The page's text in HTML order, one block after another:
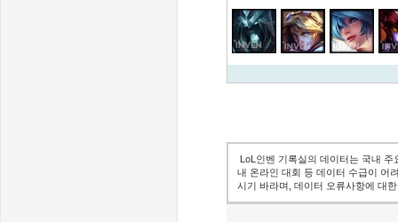
LoL인벤 기록실의 데이터는 국내
내 온라인 대회 등 데이터 수급이 어
시기 바라며, 데이터 오류사항에 대